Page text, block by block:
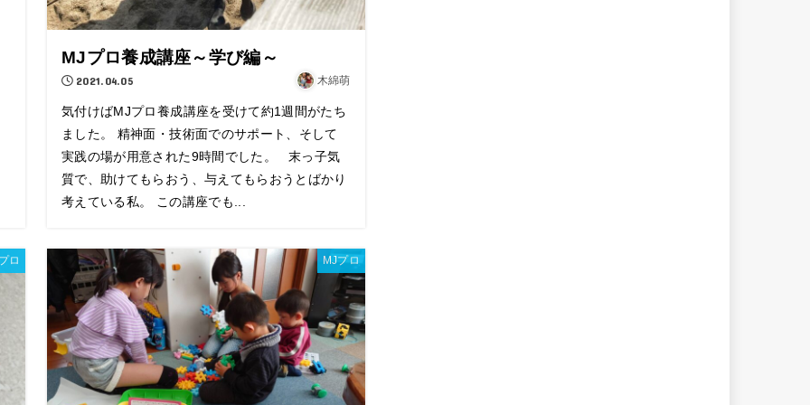
MJプロ養成講座～学び編～
2021.04.05 木綿萌
気付けばMJプロ養成講座を受けて約1週間がたち
ました。 精神面・技術面でのサポート、そして
実践の場が用意された9時間でした。 末っ子気
質で、助けてもらおう、与えてもらおうとばかり
考えている私。 この講座でも...
ロ MJプロ